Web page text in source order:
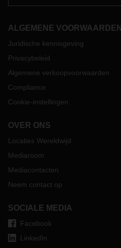
ALGEMENE VOORWAARDEN
Juridische kennisgeving
Privacybeleid
Algemene verkoopvoorwaarden
Compliance
Cookie-instellingen
OVER ONS
Locaties Wereldwijd
Mediaroom
Mediacontacten
Neem contact op
SOCIALE MEDIA
Facebook
LinkedIn